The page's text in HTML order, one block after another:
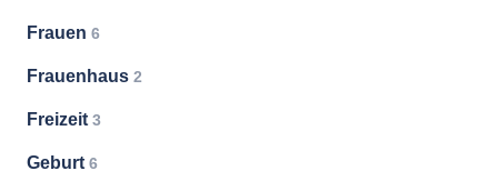
Frauen 6
Frauenhaus 2
Freizeit 3
Geburt 6